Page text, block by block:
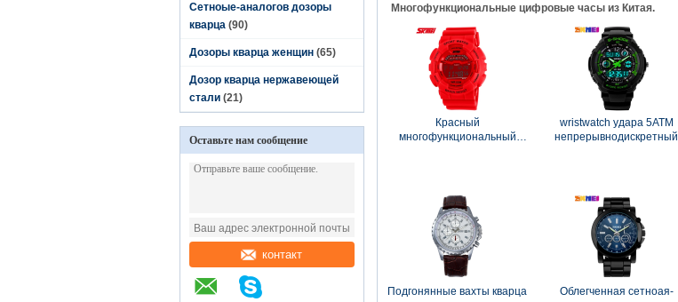
Сетноые-аналогов дозоры
кварца (90)
Дозоры кварца женщин (65)
Дозор кварца нержавеющей
стали (21)
Оставьте нам сообщение
контакт
Многофункциональные цифровые часы из Китая.
Красный
многофункциональный
wristwatch удара 5ATM
непрерывнодискретный
Подгонянные вахты кварца
Облегченная сетноая-